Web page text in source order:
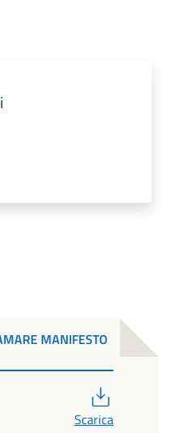
MANIFESTO
Scarica